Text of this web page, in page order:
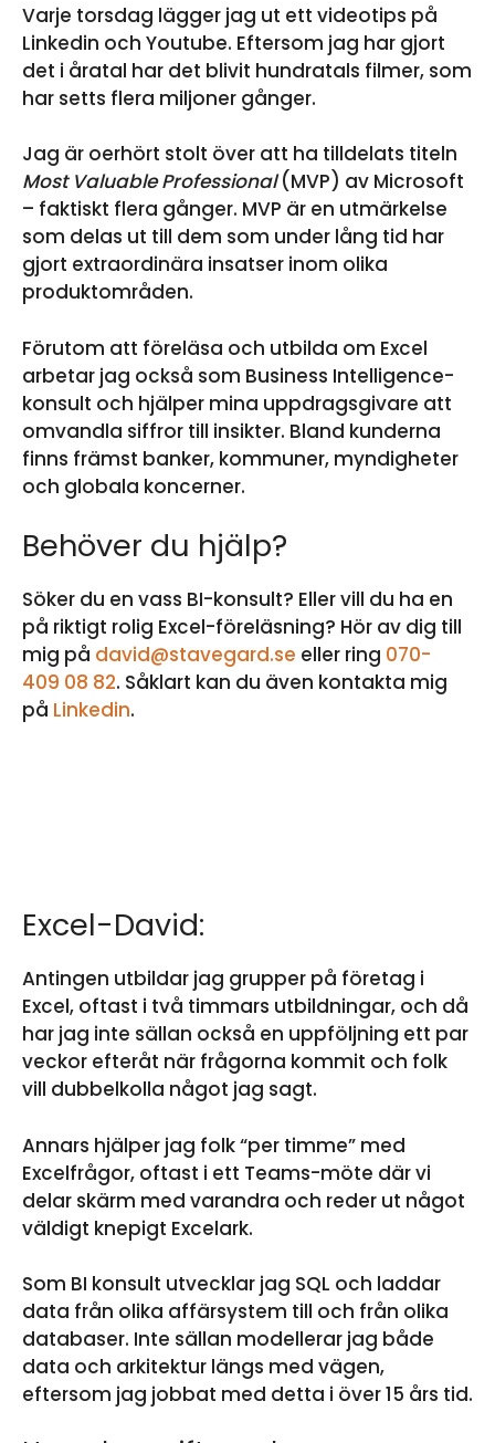
Varje torsdag lägger jag ut ett videotips på
Linkedin och Youtube. Eftersom jag har gjort
det i åratal har det blivit hundratals filmer, som
har setts flera miljoner gånger.
Jag är oerhört stolt över att ha tilldelats titeln
Most Valuable Professional(MVP) av Microsoft
– faktiskt flera gånger. MVP är en utmärkelse
som delas ut till dem som under lång tid har
gjort extraordinära insatser inom olika
produktområden.
Förutom att föreläsa och utbilda om Excel
arbetar jag också som Business Intelligence-
konsult och hjälper mina uppdragsgivare att
omvandla siffror till insikter. Bland kunderna
finns främst banker, kommuner, myndigheter
och globala koncerner.
Behöver du hjälp?
Söker du en vass BI-konsult? Eller vill du ha en
på riktigt rolig Excel-föreläsning? Hör av dig till
mig på david@stavegard.se eller ring 070-
409 08 82. Såklart kan du även kontakta mig
på Linkedin.
Excel-David:
Antingen utbildar jag grupper på företag i
Excel, oftast i två timmars utbildningar, och då
har jag inte sällan också en uppföljning ett par
veckor efteråt när frågorna kommit och folk
vill dubbelkolla något jag sagt.
Annars hjälper jag folk “per timme” med
Excelfrågor, oftast i ett Teams-möte där vi
delar skärm med varandra och reder ut något
väldigt knepigt Excelark.
Som BI konsult utvecklar jag SQL och laddar
data från olika affärsystem till och från olika
databaser. Inte sällan modellerar jag både
data och arkitektur längs med vägen,
eftersom jag jobbat med detta i över 15 års tid.